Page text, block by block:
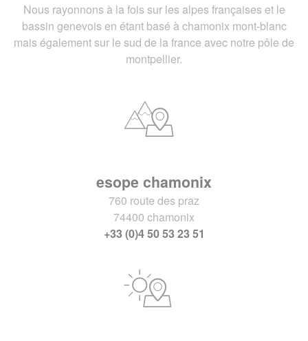
Nous rayonnons à la fois sur les alpes françaises et le
bassin genevois en étant basé à chamonix mont-blanc
mais également sur le sud de la france avec notre pôle de
montpellier.
esope chamonix
760 route des praz
74400 chamonix
+33 (0)4 50 53 23 51